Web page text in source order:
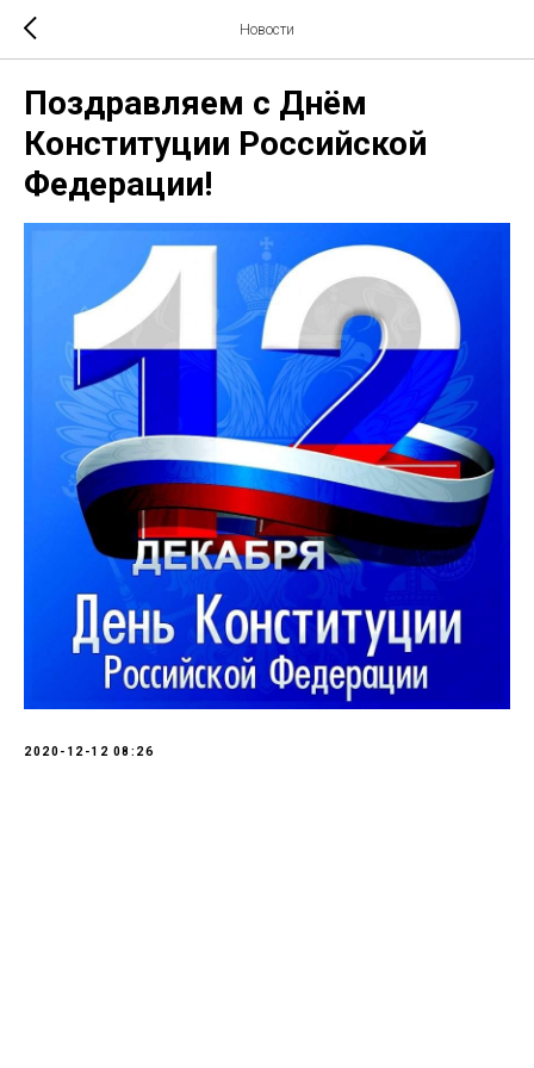
Новости
Поздравляем с Днём
Конституции Российской
Федерации!
2020-12-12 08:26